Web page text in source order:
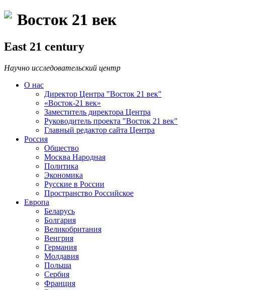
Восток 21 век
East 21 century
Научно исследовательский центр
О нас
Директор Центра "Восток 21 век"
«Восток-21 век»
Заместитель директора Центра
Руководитель проекта "Восток 21 век"
Главный редактор сайта Центра
Россия
Общество
Москва Народная
Политика
Экономика
Русские в России
Пространство Российское
Европа
Беларусь
Болгария
Великобритания
Венгрия
Германия
Молдавия
Польша
Сербия
Франция